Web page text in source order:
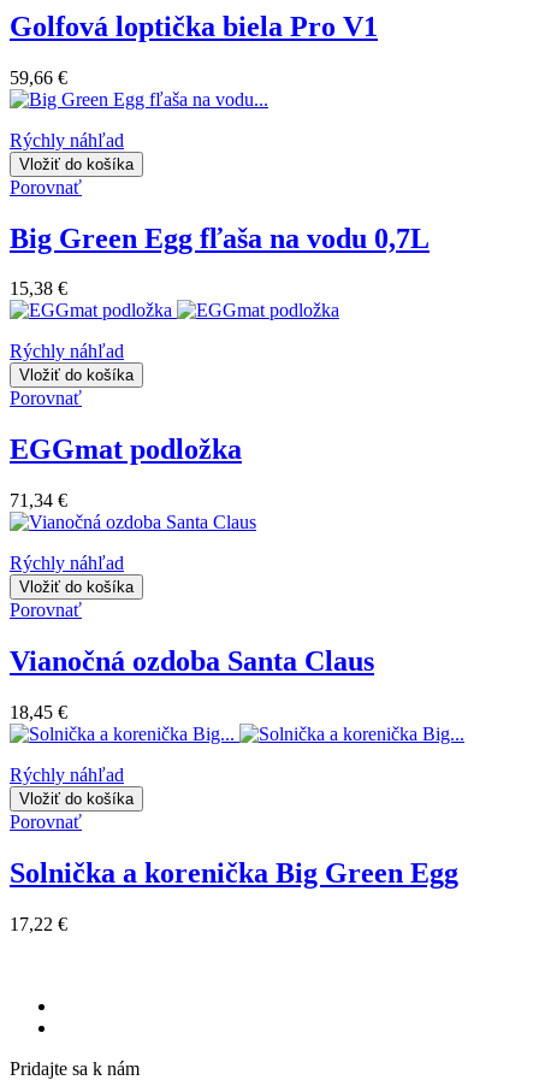
Golfová loptička biela Pro V1
59,66 €
Rýchly náhľad
Vložiť do košíka
Porovnať
Big Green Egg fľaša na vodu 0,7L
15,38 €
Rýchly náhľad
Vložiť do košíka
Porovnať
EGGmat podložka
71,34 €
Rýchly náhľad
Vložiť do košíka
Porovnať
Vianočná ozdoba Santa Claus
18,45 €
Rýchly náhľad
Vložiť do košíka
Porovnať
Solnička a korenička Big Green Egg
17,22 €
Pridajte sa k nám